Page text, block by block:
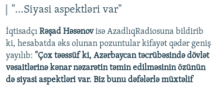
"…Siyasi aspektləri var"
İqtisadçı Rəşad Həsənovisə AzadlıqRadiosuna bildirib
ki, hesabatda əks olunan pozuntular kifayət qədər geniş
yayılıb: "Çox təəssüf ki, Azərbaycan təcrübəsində dövlət
vəsaitlərinə kənar nəzarətin təmin edilməsinin özünün
də siyasi aspektləri var. Biz bunu dəfələrlə müxtəlif